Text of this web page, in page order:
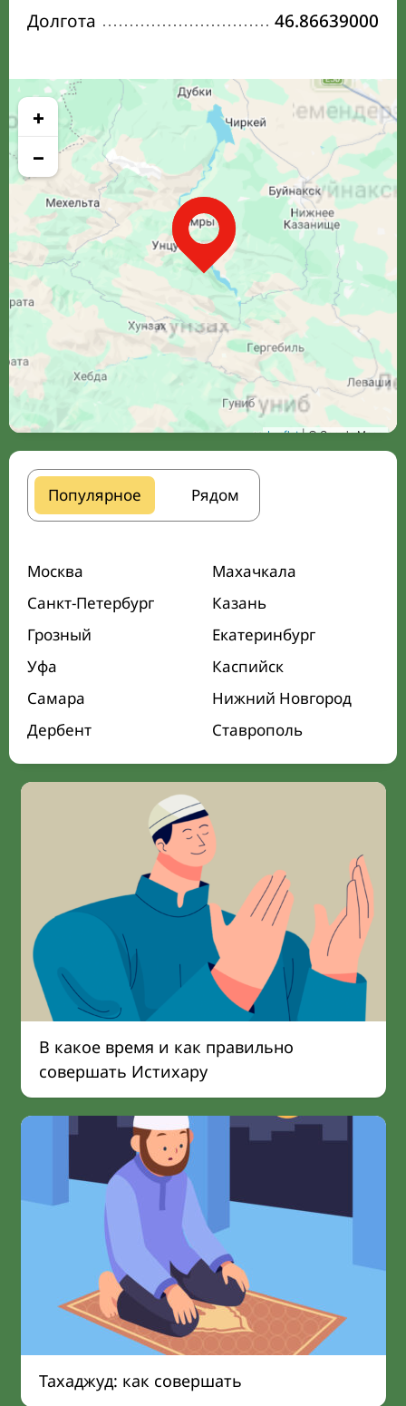
Долгота
46.86639000
+
−
Leaflet| © Google Maps
Популярное Рядом
Москва
Махачкала
Санкт-Петербург
Казань
Грозный
Екатеринбург
Уфа
Каспийск
Самара
Нижний Новгород
Дербент
Ставрополь
В какое время и как правильно
совершать Истихару
Тахаджуд: как совершать